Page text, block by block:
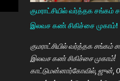
இரு கண்கள் என முதலமைச்சர்
எத்தனையோ
வாய்ப்பு உங்களுக்கு
வகுப்பு அல்லது 10 ம்
மாணவியர்களின் பள்ளிப்படிப்பை
நிலையை மாற்றி, பெண்
வரை படிக்க வேண்டும்.
குமராட்சியில் வர்த்தக சங்கம்
இலவச கண் சிகிச்சை முகாம்!
குமராட்சியில் வர்த்தக சங்கம்
இலவச கண் சிகிச்சை முகாம்!
காட்டுமன்னார்கோவில், ஜுன்,